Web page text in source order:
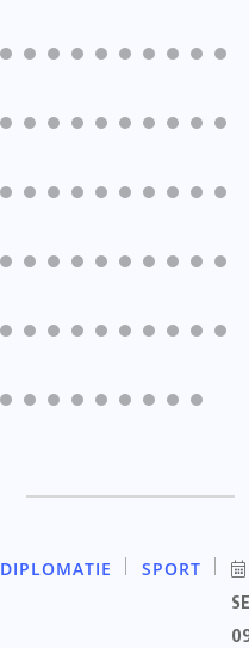
DIPLOMATIE SPORT